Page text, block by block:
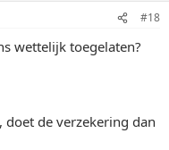
#18
wettelijk toegelaten?
doet de verzekering dan